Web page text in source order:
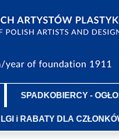
SPADKOBIERCY -
i RABATY DLA